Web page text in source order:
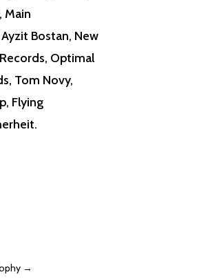
, Main
Bostan, New
Optimal
Tom Novy,
Flying
→